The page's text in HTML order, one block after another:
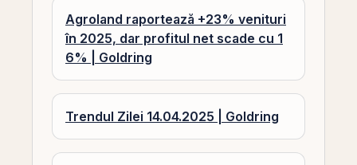
Agroland raportează +23% venituri
în 2025, dar profitul net scade cu 1
6% | Goldring
Trendul Zilei 14.04.2025 | Goldring